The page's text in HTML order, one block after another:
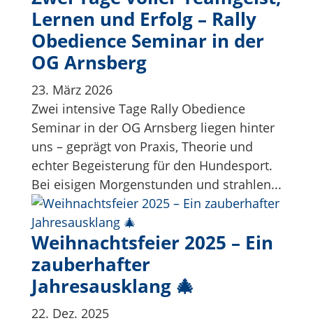
Lernen und Erfolg – Rally
Obedience Seminar in der
OG Arnsberg
23. März 2026
Zwei intensive Tage Rally Obedience
Seminar in der OG Arnsberg liegen hinter
uns – geprägt von Praxis, Theorie und
echter Begeisterung für den Hundesport.
Bei eisigen Morgenstunden und strahlen...
Weihnachtsfeier 2025 – Ein
zauberhafter
Jahresausklang 🎄
22. Dez. 2025